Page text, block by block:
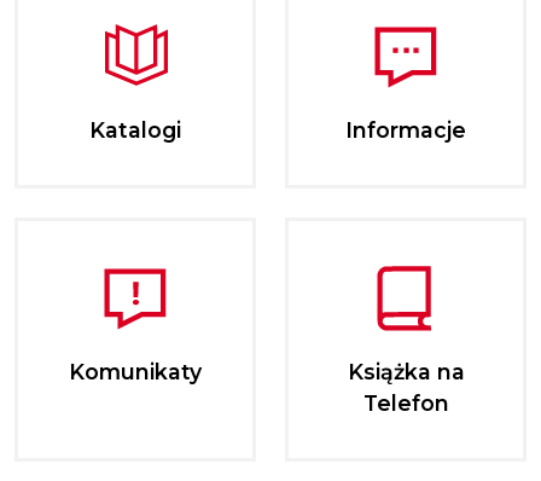
Katalogi Informacje
Komunikaty
Książka na
Telefon